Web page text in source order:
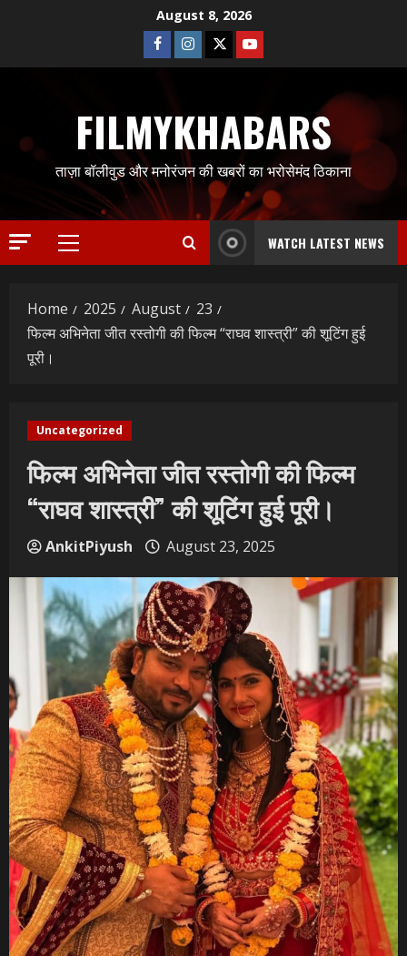
August 8, 2026
Facebook
Instagram
TwitterYoutube
FILMYKHABARS
ताज़ा बॉलीवुड और मनोरंजन की खबरों का भरोसेमंद ठिकाना
Primary
WATCH LATEST NEWS
Home 2025 August
23
फिल्म अभिनेता जीत रस्तोगी की फिल्म “राघव शास्त्री” की शूटिंग हुई
पूरी।
Uncategorized
फिल्म अभिनेता जीत रस्तोगी की फिल्म
“राघव शास्त्री” की शूटिंग हुई पूरी।
AnkitPiyush August 23, 2025